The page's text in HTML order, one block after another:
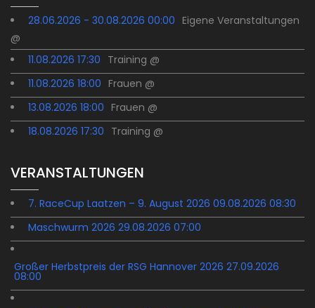
28.06.2026 - 30.08.2026 00:00 Eigene Veranstaltungen
@
11.08.2026 17:30 Training @
11.08.2026 18:00 Frauen @
13.08.2026 18:00 Frauen @
18.08.2026 17:30 Training @
VERANSTALTUNGEN
7. RaceCup Laatzen – 9. August 2026 09.08.2026 08:30
Maschwurm 2026 29.08.2026 07:00
Großer Herbstpreis der RSG Hannover 2026 27.09.2026
08:00